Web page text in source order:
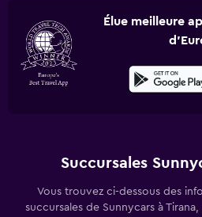
Élue meilleure
Succursales
Vous trouvez ci-dessous des
succursales de Sunnycars à